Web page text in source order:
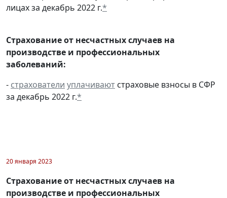
лицах за декабрь 2022 г.*
Страхование от несчастных случаев на
производстве и профессиональных
заболеваний:
- страхователи уплачивают страховые взносы в СФР
за декабрь 2022 г.*
20 января 2023
Страхование от несчастных случаев на
производстве и профессиональных